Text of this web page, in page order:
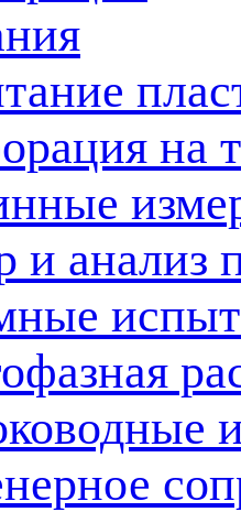
на
и анализ